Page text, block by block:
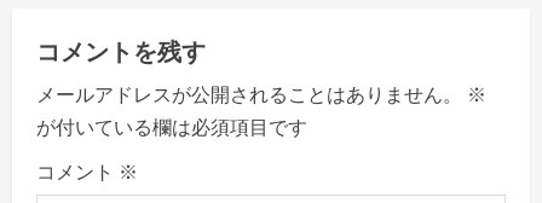
i
g
a
コメントを残す
メールアドレスが公開されることはありません。
※
が付いている欄は必須項目です
コメント ※